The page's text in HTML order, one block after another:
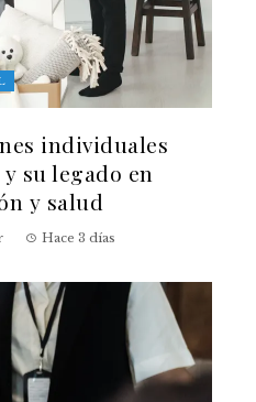
individuales
su legado en
y salud
Hace 3 días